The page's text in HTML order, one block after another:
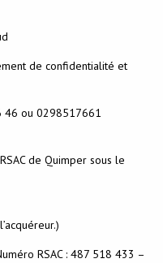
de confidentialité et
46 ou 0298517661
de Quimper sous le
RSAC : 487 518 433 –